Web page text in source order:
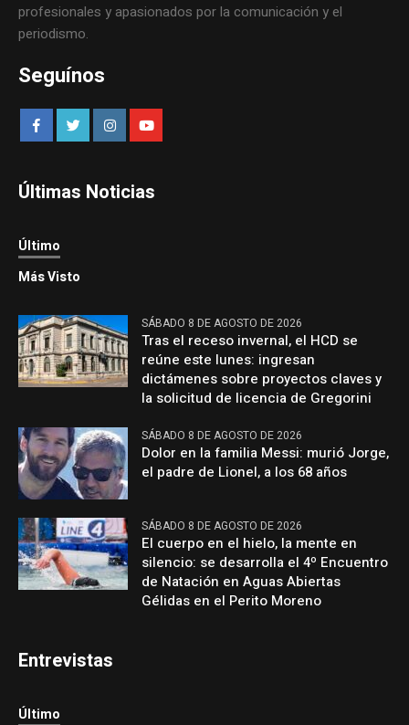
profesionales y apasionados por la comunicación y el
periodismo.
Seguínos
Últimas Noticias
Último
Más Visto
SÁBADO 8 DE AGOSTO DE 2026
Tras el receso invernal, el HCD se
reúne este lunes: ingresan
dictámenes sobre proyectos claves y
la solicitud de licencia de Gregorini
SÁBADO 8 DE AGOSTO DE 2026
Dolor en la familia Messi: murió Jorge,
el padre de Lionel, a los 68 años
SÁBADO 8 DE AGOSTO DE 2026
El cuerpo en el hielo, la mente en
silencio: se desarrolla el 4º Encuentro
de Natación en Aguas Abiertas
Gélidas en el Perito Moreno
Entrevistas
Último